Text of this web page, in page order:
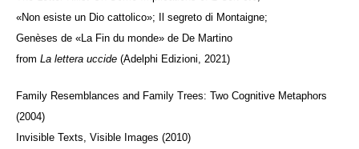
«Non esiste un Dio cattolico»; Il segreto di Montaigne;
Genèses de «La Fin du monde» de De Martino
from La lettera uccide(Adelphi Edizioni, 2021)
Family Resemblances and Family Trees: Two Cognitive Metaphors
(2004)
Invisible Texts, Visible Images (2010)